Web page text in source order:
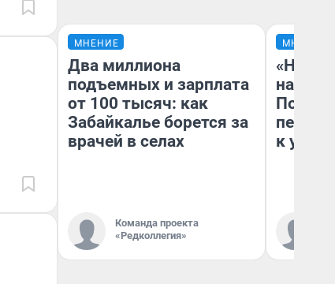
МНЕНИЕ
Два миллиона
подъемных и зарплата
от 100 тысяч: как
Забайкалье борется за
врачей в селах
Команда проекта
«Редколлегия»
МНЕНИЕ
«Надо
надо
к